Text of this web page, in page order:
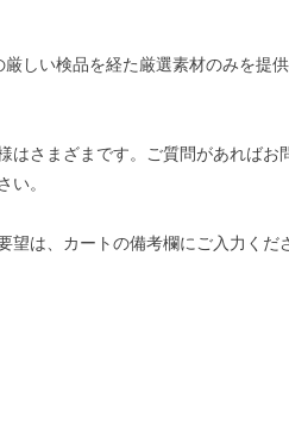
しい検品を経た厳選素材のみを提
はさまざまです。ご質問があればお
い。
望は、カートの備考欄にご入力くだ